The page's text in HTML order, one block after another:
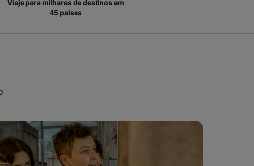
Viaje para milhares de destinos em
45 países